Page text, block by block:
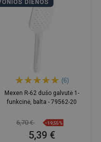
DIENOS
(6)
Mexen R-62 dušo galvutė 1-
funkcinė, balta - 79562-20
6,70 € −19,55%
5,39 €